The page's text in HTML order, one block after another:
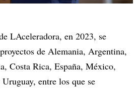
LAceleradora, en 2023, se
de Alemania, Argentina,
Costa Rica, España, México,
entre los que se